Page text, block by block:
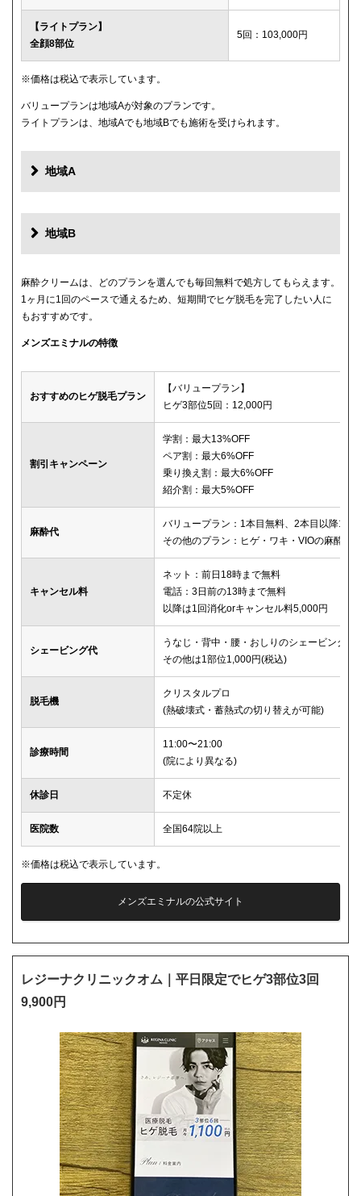
【ライトプラン】
全顔8部位
5回：103,000円
※価格は税込で表示しています。
バリュープランは地域Aが対象のプランです。
ライトプランは、地域Aでも地域Bでも施術を受けられます。
地域A
地域B
麻酔クリームは、どのプランを選んでも毎回無料で処方してもらえます。
1ヶ月に1回のペースで通えるため、短期間でヒゲ脱毛を完了したい人に
もおすすめです。
メンズエミナルの特徴
おすすめのヒゲ脱毛プラン
【バリュープラン】
ヒゲ3部位5回：12,000円
割引キャンペーン
学割：最大13%OFF
ペア割：最大6%OFF
乗り換え割：最大6%OFF
紹介割：最大5%OFF
麻酔代
バリュープラン：1本目無料、2本目以降1本
その他のプラン：ヒゲ・ワキ・VIOの麻酔が
キャンセル料
ネット：前日18時まで無料
電話：3日前の13時まで無料
以降は1回消化orキャンセル料5,000円
シェービング代
うなじ・背中・腰・おしりのシェービングは
その他は1部位1,000円(税込)
脱毛機
クリスタルプロ
(熱破壊式・蓄熱式の切り替えが可能)
診療時間
11:00〜21:00
(院により異なる)
休診日 不定休
医院数 全国64院以上
※価格は税込で表示しています。
メンズエミナルの公式サイト
レジーナクリニックオム｜平日限定でヒゲ3部位3回
9,900円